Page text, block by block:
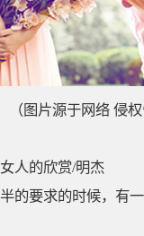
（图片源于网络 侵
人的欣赏/明杰
的要求的时候，有